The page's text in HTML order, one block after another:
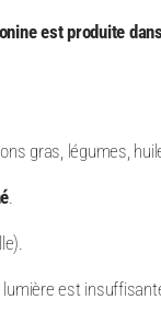
est produite
gras, légumes,
.
est